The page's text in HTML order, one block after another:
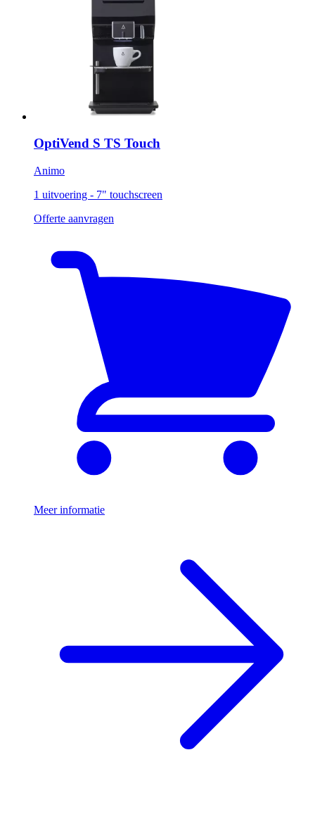
OptiVend S TS Touch
Animo
1 uitvoering - 7" touchscreen
Offerte aanvragen
Meer informatie